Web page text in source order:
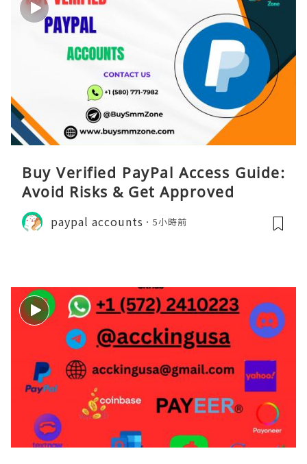
Buy Verified PayPal Access Guide:
Avoid Risks & Get Approved
paypal accounts 5小時前